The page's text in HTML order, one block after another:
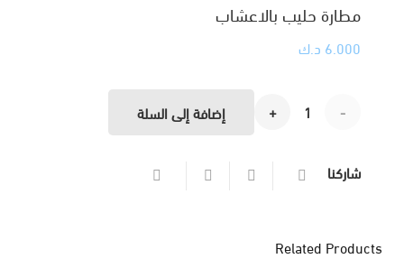
مطارة حليب بالاعشاب
6.000 د.ك
كمية
حليب
إضافة إلى السلة
شاركنا
Related Products